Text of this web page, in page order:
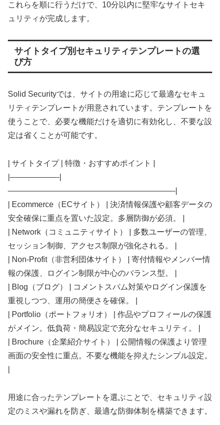
これらを順に行うだけで、10分以内に堅牢なサイトセキ
ュリティが完成します。
サイトタイプ別セキュリティテンプレートの選
び方
Solid Securityでは、サイトの用途に応じて最適なセキュ
リティテンプレートが用意されています。テンプレートを
使うことで、必要な機能だけを適切に有効化し、不要な設
定は省くことが可能です。
| サイトタイプ | 特徴・おすすめポイント |
|——————-|
—————————————————————-|
| Ecommerce（ECサイト） | 決済情報保護や顧客データの
安全確保に重点を置いた設定。多層防御が必須。 |
| Network（コミュニティサイト） | 多数ユーザーの管理、
セッション制御、アクセス制限が強化される。 |
| Non-Profit（非営利団体サイト） | 寄付情報やメンバー情
報の保護、ログイン制限が中心のバランス型。 |
| Blog（ブログ） | コメントスパム対策やログイン保護を
重視しつつ、運用の簡便さを確保。 |
| Portfolio（ポートフォリオ） | 作品やプロフィールの保護
がメイン。低負荷・簡易設定で充分なセキュリティ。 |
| Brochure（企業紹介サイト） | 公開情報の保護より管理
画面の安全性に重点。不要な機能を抑えたシンプル設定。
用途に合ったテンプレートを選ぶことで、セキュリティ設
定のミスや漏れを防ぎ、最適な防御体制を構築できます。